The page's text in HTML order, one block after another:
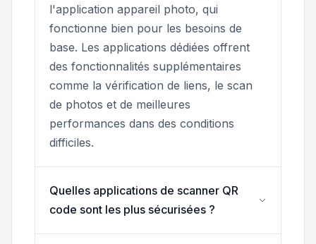
l'application appareil photo, qui
fonctionne bien pour les besoins de
base. Les applications dédiées offrent
des fonctionnalités supplémentaires
comme la vérification de liens, le scan
de photos et de meilleures
performances dans des conditions
difficiles.
Quelles applications de scanner QR
code sont les plus sécurisées ?